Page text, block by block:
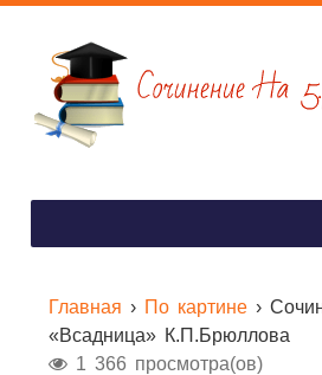
Главная › По картине›
«Всадница» К.П.Брюллова
1 366 просмотра(ов)